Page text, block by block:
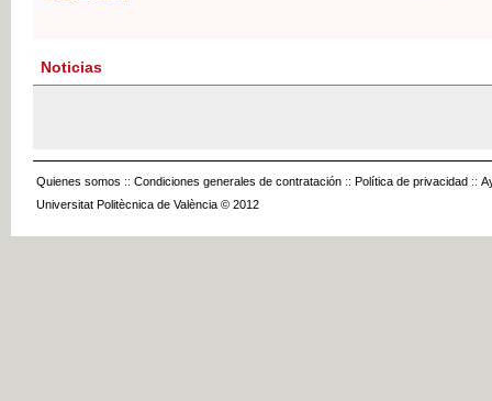
Noticias
Quienes somos :: Condiciones generales de contratación :: Política de privacidad ::
Universitat Politècnica de València © 2012